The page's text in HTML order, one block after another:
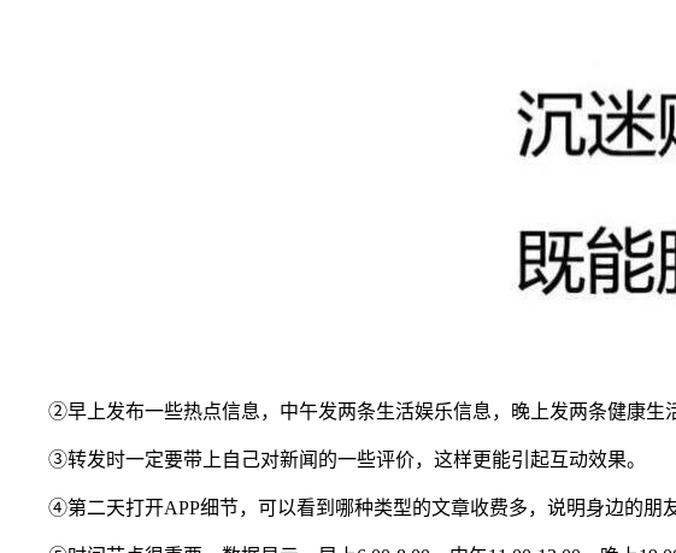
②早上发布一些热点信息，中午发两条生活娱乐信息，晚上发两条健康生
③转发时一定要带上自己对新闻的一些评价，这样更能引起互动效果。
④第二天打开APP细节，可以看到哪种类型的文章收费多，说明身边的朋